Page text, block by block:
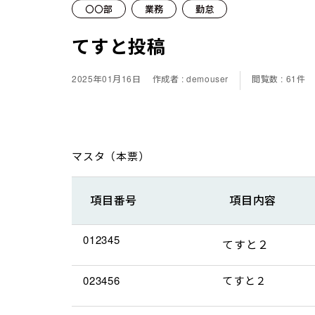
〇〇部 業務 勤怠
てすと投稿
2025年01月16日 作成者 : demouser 閲覧数 : 61件
マスタ（本票）
項目番号 項目内容
012345 てすと２
023456 てすと２